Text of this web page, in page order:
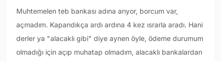
Muhtemelen teb bankası adına arıyor, borcum var,
açmadım. Kapandıkça ardı ardına 4 kez ısrarla aradı. Hani
derler ya "alacaklı gibi" diye aynen öyle, ödeme durumum
olmadığı için açıp muhatap olmadım, alacaklı bankalardan